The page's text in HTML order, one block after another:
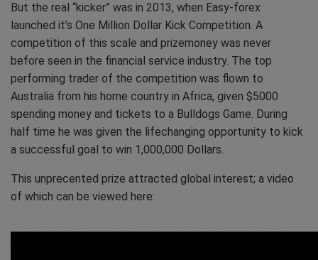
But the real “kicker” was in 2013, when Easy-forex
launched it’s One Million Dollar Kick Competition. A
competition of this scale and prizemoney was never
before seen in the financial service industry. The top
performing trader of the competition was flown to
Australia from his home country in Africa, given $5000
spending money and tickets to a Bulldogs Game. During
half time he was given the lifechanging opportunity to kick
a successful goal to win 1,000,000 Dollars.
This unprecented prize attracted global interest; a video
of which can be viewed here: